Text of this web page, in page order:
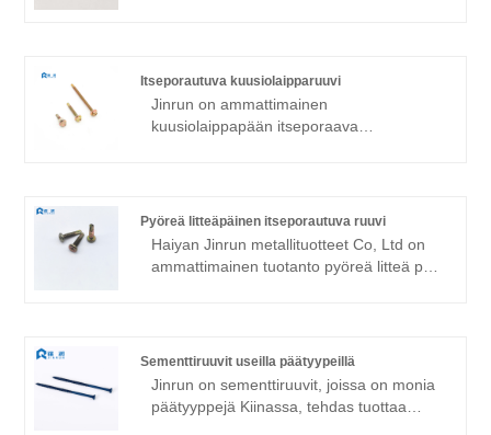
tutkimukseen ja kehittämiseen, ja siitä on
tullut alalla tunnettu kiinnikkeiden
valmistaja käyttämällä edistyksellisiä
laitteita ja teknologiaa korkealaatuisten
Itseporautuva kuusiolaipparuuvi
Jinrun on ammattimainen
kuusiolaippapään itseporaava
kuusiolaipolappaisia ​​itseporautuvia
ruuveja, on kokoelma tuotantoa,
tutkimusta ja kehitystä, toimitusta,
palvelua yhtenä laadukkaasta. toimittajia.
Pyöreä litteäpäinen itseporautuva ruuvi
Haiyan Jinrun metallituotteet Co, Ltd on
ammattimainen tuotanto pyöreä litteä pää
historia, yhtiön kokonaispinta-ala on yli
5000 neliömetriä , jossa 100 sarjaa ruuvi
tuotantolaitteet, vuosituotanto yli 10000
tonnia, viennin osuus oli 60%.
Sementtiruuvit useilla päätyypeillä
Jinrun on sementtiruuvit, joissa on monia
päätyyppejä Kiinassa, tehdas tuottaa